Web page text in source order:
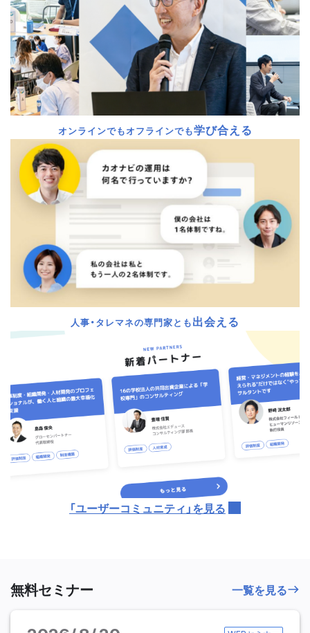
無料セミナー 一覧を見る
オンラインでもオフラインでも学び合える
人事・タレマネの専門家とも出会える
「ユーザーコミュニティ」を見る